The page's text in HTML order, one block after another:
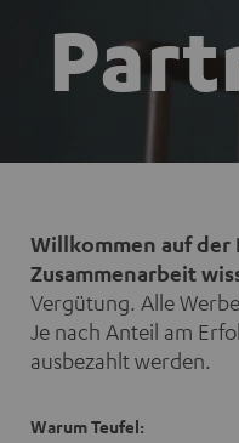
Willkommen auf der
Zusammenarbeit
Vergütung. Alle
Je nach Anteil am
ausbezahlt werden.
Warum Teufel: